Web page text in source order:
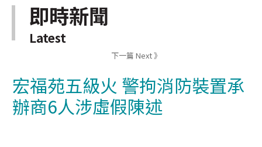
即時新聞
Latest
下一篇 Next 》
宏福苑五級火 警拘消防裝置承
辦商6人涉虛假陳述